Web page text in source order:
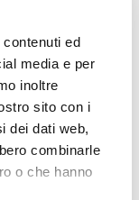
ed
media e per
inoltre
sito con i
dei dati web,
combinarle
o che hanno
€ 0,40
€ 0,39
€ 0,37
€ 0,37
€ 0,36